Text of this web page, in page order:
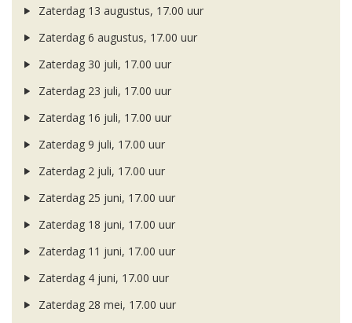
Zaterdag 13 augustus, 17.00 uur
Zaterdag 6 augustus, 17.00 uur
Zaterdag 30 juli, 17.00 uur
Zaterdag 23 juli, 17.00 uur
Zaterdag 16 juli, 17.00 uur
Zaterdag 9 juli, 17.00 uur
Zaterdag 2 juli, 17.00 uur
Zaterdag 25 juni, 17.00 uur
Zaterdag 18 juni, 17.00 uur
Zaterdag 11 juni, 17.00 uur
Zaterdag 4 juni, 17.00 uur
Zaterdag 28 mei, 17.00 uur